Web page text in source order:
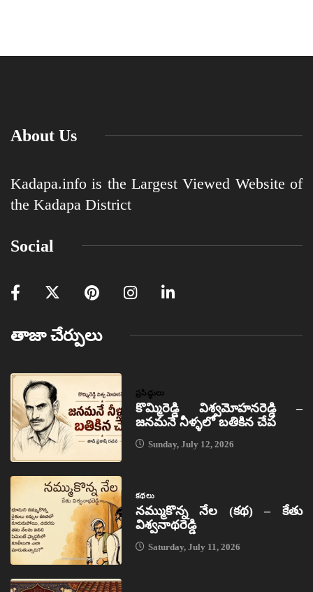
About Us
Kadapa.info is the Largest Viewed Website of
the Kadapa District
Social
తాజా చేర్పులు
ప్రసిద్ధులు
కొమ్మిరెడ్డి విశ్వమోహనరెడ్డి –
జనమనే నీళ్ళలో బతికిన చేప
Sunday, July 12, 2026
కథలు
నమ్ముకొన్న నేల (కథ) – కేతు
విశ్వనాథరెడ్డి
Saturday, July 11, 2026